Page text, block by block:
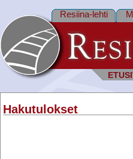
Resiina-lehti
Hakutulokset